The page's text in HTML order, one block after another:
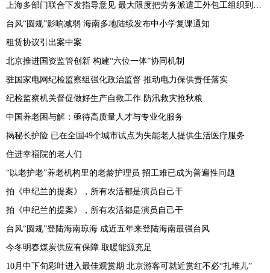
上海多部门联合下发指导意见 最大限度把劳务派遣工外包工组织到工会中来
台风“圆规”影响减弱 海南多地陆续发布中小学复课通知
租赁协议引出案中案
北京推进国资监管创新 构建“六位一体”协同机制
驻国家电网纪检监察组强化政治监督 推动电力保供责任落实
纪检监察机关督促做好生产自救工作 防汛救灾抢秋粮
中国养老困与解：亟待高质量人才与专业化服务
揭秘长护险 已在全国49个城市试点为失能老人提供生活医疗服务
住进幸福院的老人们
“以老护老”养老机构里的老龄护理员 招工难已成为普遍性问题
拍《申纪兰的提案》，所有农活都是演员自己干
拍《申纪兰的提案》，所有农活都是演员自己干
台风“圆规”登陆海南琼海 成近五年来登陆海南最强台风
今冬明春煤炭供应有保障 取暖能源充足
10月中下旬彩叶进入最佳观赏期 北京游客可就近赏红不必“扎堆儿”